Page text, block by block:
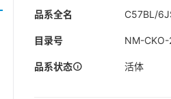
品系全名 C57BL/
目录号 NM-
品系状态 活体